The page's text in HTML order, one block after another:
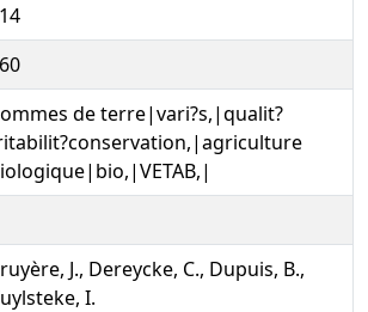
de terre|vari?s,|qualit?
J., Dereycke, C., Dupuis, B.,
I.